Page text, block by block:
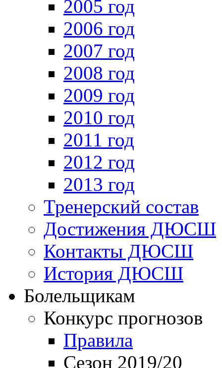
2005 год
2006 год
2007 год
2008 год
2009 год
2010 год
2011 год
2012 год
2013 год
Тренерский состав
Достижения ДЮСШ
Контакты ДЮСШ
История ДЮСШ
Болельщикам
Конкурс прогнозов
Правила
Сезон 2019/20